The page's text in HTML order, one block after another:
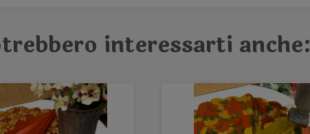
interessarti anche: